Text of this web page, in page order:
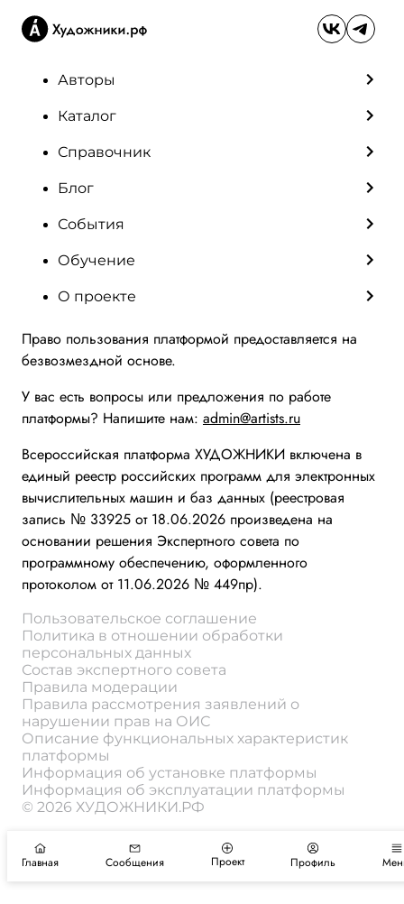
Авторы
Каталог
Справочник
Блог
События
Обучение
О проекте
Право пользования платформой предоставляется на
безвозмездной основе.
У вас есть вопросы или предложения по работе
платформы? Напишите нам: admin@artists.ru
Всероссийская платформа ХУДОЖНИКИ включена в
единый реестр российских программ для электронных
вычислительных машин и баз данных (реестровая
запись № 33925 от 18.06.2026 произведена на
основании решения Экспертного совета по
программному обеспечению, оформленного
протоколом от 11.06.2026 № 449пр).
Пользовательское соглашение
Политика в отношении обработки
персональных данных
Состав экспертного совета
Правила модерации
Правила рассмотрения заявлений о
нарушении прав на ОИС
Описание функциональных характеристик
платформы
Информация об установке платформы
Информация об эксплуатации платформы
© 2026 ХУДОЖНИКИ.РФ
Главная Сообщения Проект Профиль